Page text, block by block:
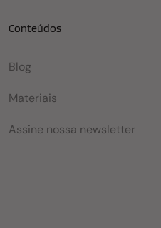
Conteúdos
Blog
Materiais
Assine nossa newsletter